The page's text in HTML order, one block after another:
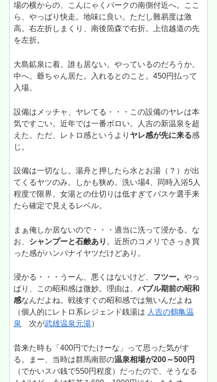
場の横からの、こんにゃくパークの南側付近へ。ここ
ら、やっぱり快走。地味に良い。ただし難易度は激
高。右左折しまくり、南後箇森で右折。上信越道の先
を左折。
大島鉱泉に着。誰も居ない。やっているのだろうか。
中へ。爺ちゃん居た。入れるとのこと。450円払って
入場。
設備はメッチャ、ヤレてる・・・この設備のヤレは本
気ですごい。近年では一番ボロい。人吉の新温泉を超
えた。ただ、レトロ感というより ヤレ感が先に来る感
じ。
設備は一切なし。湯舟と押したら水とお湯（？）が出
てくるヤツのみ。しかも狭め。洗い場4、同時入浴5人
程度で限界。女湯との仕切りは低すぎてバスケ選手来
たら確定で見えるレベル。
まぁ俺しか居ないので・・・適当に洗って浸かる。な
お、 シャンプーと石鹸あり 。近所のコメリでさっき買
った感がハンパナイヤツだけどあり。
浸かる・・・うーん、悪くはないけど、 フツー。やっ
ぱり、この昭和感は微妙。理由は、バブル期前の昭和
感なんだよね。戦後すぐの昭和感では無いんだよね
（個人的にレトロ系レジェンド銭湯は 人吉の鶴亀温
泉
次が武雄温泉元湯）
昔来た時も「400円でたけーな」って思った気がす
る。まー、当時は群馬南部の温泉相場が200～500円
（でかいスパ銭で550円程度）だったので、そうなる